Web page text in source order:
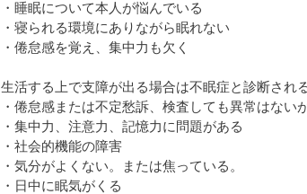
・睡眠について本人が悩んでいる
・寝られる環境にありながら眠れない
・倦怠感を覚え、集中力も欠く
生活する上で支障が出る場合は不眠症と診断され
・倦怠感または不定愁訴、検査しても異常はない
・集中力、注意力、記憶力に問題がある
・社会的機能の障害
・気分がよくない。または焦っている。
・日中に眠気がくる